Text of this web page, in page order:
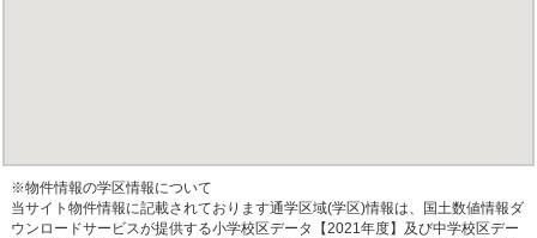
※物件情報の学区情報について
当サイト物件情報に記載されております通学区域(学区)情報は、国土数値情報ダ
ウンロードサービスが提供する小学校区データ【2021年度】及び中学校区デー